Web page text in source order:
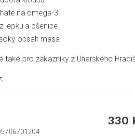
na omega-3
lepku a pšenice
obsah masa
také pro zákazníky z Uherského
330